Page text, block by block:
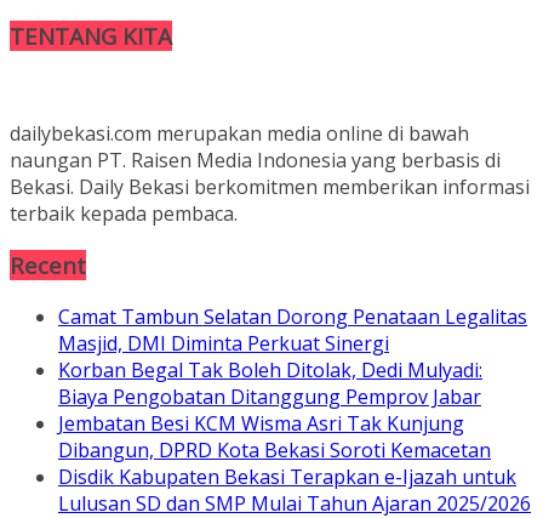
TENTANG KITA
dailybekasi.com merupakan media online di bawah
naungan PT. Raisen Media Indonesia yang berbasis di
Bekasi. Daily Bekasi berkomitmen memberikan informasi
terbaik kepada pembaca.
Recent
Camat Tambun Selatan Dorong Penataan Legalitas
Masjid, DMI Diminta Perkuat Sinergi
Korban Begal Tak Boleh Ditolak, Dedi Mulyadi:
Biaya Pengobatan Ditanggung Pemprov Jabar
Jembatan Besi KCM Wisma Asri Tak Kunjung
Dibangun, DPRD Kota Bekasi Soroti Kemacetan
Disdik Kabupaten Bekasi Terapkan e-Ijazah untuk
Lulusan SD dan SMP Mulai Tahun Ajaran 2025/2026